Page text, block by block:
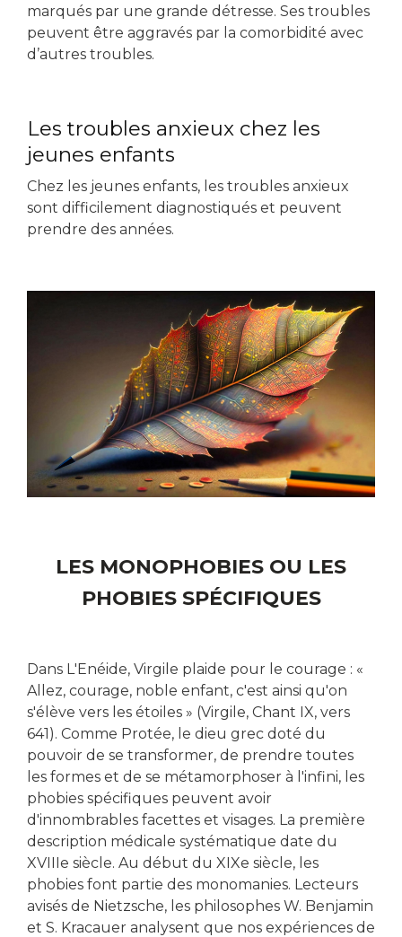
marqués par une grande détresse. Ses troubles
peuvent être aggravés par la comorbidité avec
d’autres troubles.
Les troubles anxieux chez les
jeunes enfants
Chez les jeunes enfants, les troubles anxieux
sont difficilement diagnostiqués et peuvent
prendre des années.
LES MONOPHOBIES OU LES
PHOBIES SPÉCIFIQUES
Dans L'Enéide, Virgile plaide pour le courage : «
Allez, courage, noble enfant, c'est ainsi qu'on
s'élève vers les étoiles » (Virgile, Chant IX, vers
641). Comme Protée, le dieu grec doté du
pouvoir de se transformer, de prendre toutes
les formes et de se métamorphoser à l'infini, les
phobies spécifiques peuvent avoir
d'innombrables facettes et visages. La première
description médicale systématique date du
XVIIIe siècle. Au début du XIXe siècle, les
phobies font partie des monomanies. Lecteurs
avisés de Nietzsche, les philosophes W. Benjamin
et S. Kracauer analysent que nos expériences de